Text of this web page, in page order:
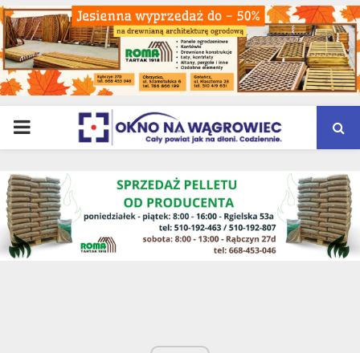
PRIMARY
MENU